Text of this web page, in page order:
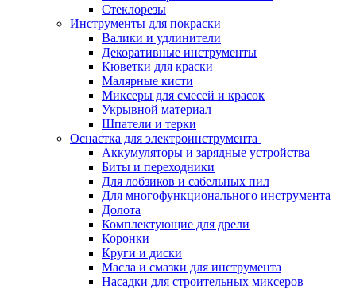
Стеклорезы
Инструменты для покраски
Валики и удлинители
Декоративные инструменты
Кюветки для краски
Малярные кисти
Миксеры для смесей и красок
Укрывной материал
Шпатели и терки
Оснастка для электроинструмента
Аккумуляторы и зарядные устройства
Биты и переходники
Для лобзиков и сабельных пил
Для многофункционального инструмента
Долота
Комплектующие для дрели
Коронки
Круги и диски
Масла и смазки для инструмента
Насадки для строительных миксеров